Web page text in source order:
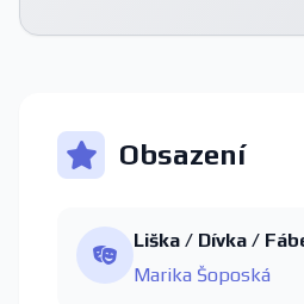
Obsazení
Liška / Dívka /
Marika Šoposká